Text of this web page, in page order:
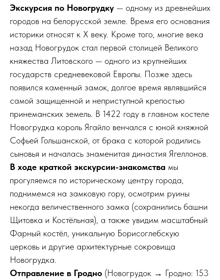
Экскурсия по Новогрудку — одному из древнейших
городов на белорусской земле. Время его основания
историки относят к Х веку. Кроме того, многие века
назад Новогрудок стал первой столицей Великого
княжества Литовского — одного из крупнейших
государств средневековой Европы. Позже здесь
появился каменный замок, долгое время являвшийся
самой защищенной и неприступной крепостью
принеманских земель. В 1422 году в главном костеле
Новогрудка король Ягайло венчался с юной княжной
Софьей Гольшанской, от брака с которой родились
сыновья и началась знаменитая династия Ягеллонов.
В ходе краткой экскурсии-знакомства мы
прогуляемся по историческому центру города,
поднимемся на замковую гору, осмотрим руины
некогда величественного замка (сохранились башни
Щитовка и Костёльная), а также увидим масштабный
Фарный костёл, уникальную Борисоглебскую
церковь и другие архитектурные сокровища
Новогрудка.
Отправление в Гродно (Новогрудок → Гродно: 153